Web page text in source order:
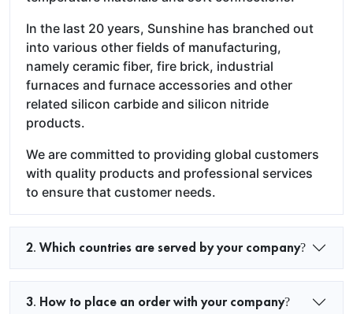
In the last 20 years, Sunshine has branched out
into various other fields of manufacturing,
namely ceramic fiber, fire brick, industrial
furnaces and furnace accessories and other
related silicon carbide and silicon nitride
products.
We are committed to providing global customers
with quality products and professional services
to ensure that customer needs.
2. Which countries are served by your company?
3. How to place an order with your company?